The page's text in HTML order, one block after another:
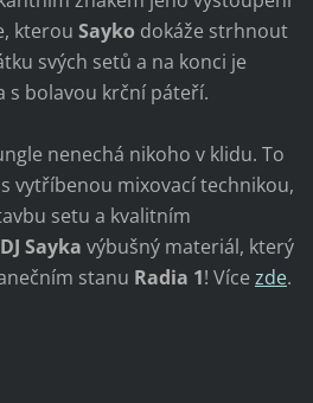
kterou Sayko dokáže strhnout
svých setů a na konci je
s bolavou krční páteří.
nenechá nikoho v klidu. To
vytříbenou mixovací technikou,
setu a kvalitním
DJ Sayka výbušný materiál, který
stanu Radia 1! Více zde.